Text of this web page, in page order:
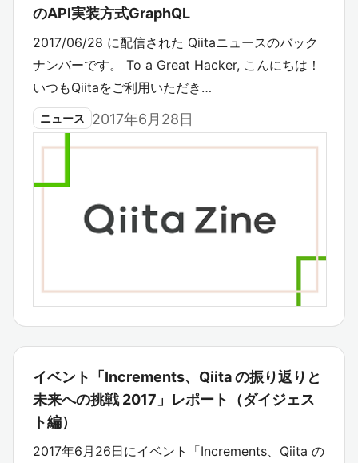
のAPI実装方式GraphQL
2017/06/28 に配信された Qiitaニュースのバック
ナンバーです。 To a Great Hacker, こんにちは！
いつもQiitaをご利用いただき…
ニュース 2017年6月28日
イベント「Increments、Qiita の振り返りと
未来への挑戦 2017」レポート（ダイジェス
ト編）
2017年6月26日にイベント「Increments、Qiita の